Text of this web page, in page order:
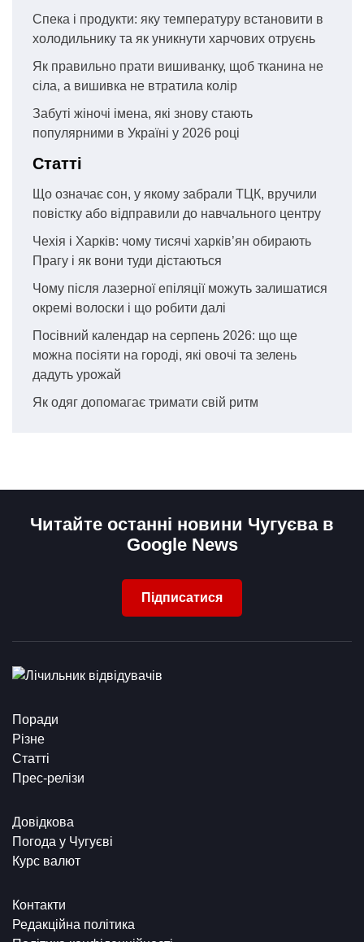
Спека і продукти: яку температуру встановити в
холодильнику та як уникнути харчових отруєнь
Як правильно прати вишиванку, щоб тканина не
сіла, а вишивка не втратила колір
Забуті жіночі імена, які знову стають
популярними в Україні у 2026 році
Статті
Що означає сон, у якому забрали ТЦК, вручили
повістку або відправили до навчального центру
Чехія і Харків: чому тисячі харків’ян обирають
Прагу і як вони туди дістаються
Чому після лазерної епіляції можуть залишатися
окремі волоски і що робити далі
Посівний календар на серпень 2026: що ще
можна посіяти на городі, які овочі та зелень
дадуть урожай
Як одяг допомагає тримати свій ритм
Читайте останні новини Чугуєва в
Google News
Підписатися
Поради
Різне
Статті
Прес-релізи
Довідкова
Погода у Чугуєві
Курс валют
Контакти
Редакційна політика